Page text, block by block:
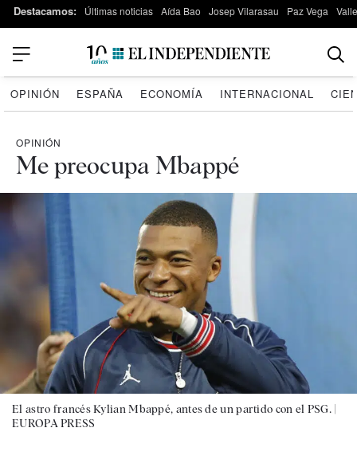
Destacamos: Últimas noticias Aída Bao Josep Vilarasau Paz Vega
OPINIÓN ESPAÑA ECONOMÍA INTERNACIONAL
OPINIÓN
Me preocupa Mbappé
El astro francés Kylian Mbappé, antes de un partido con el PSG. |
EUROPA PRESS